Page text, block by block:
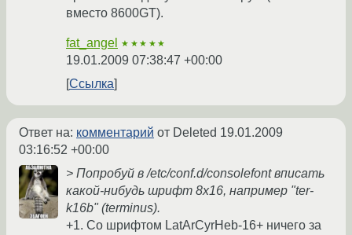
вместо 8600GT).
fat_angel ★★★★★
19.01.2009 07:38:47 +00:00
Ссылка
Ответ на: комментарий от Deleted 19.01.2009
03:16:52 +00:00
> Попробуй в /etc/conf.d/consolefont вписать
какой-нибудь шрифт 8x16, например "ter-
k16b" (terminus).
+1. Со шрифтом LatArCyrHeb-16+ ничего за